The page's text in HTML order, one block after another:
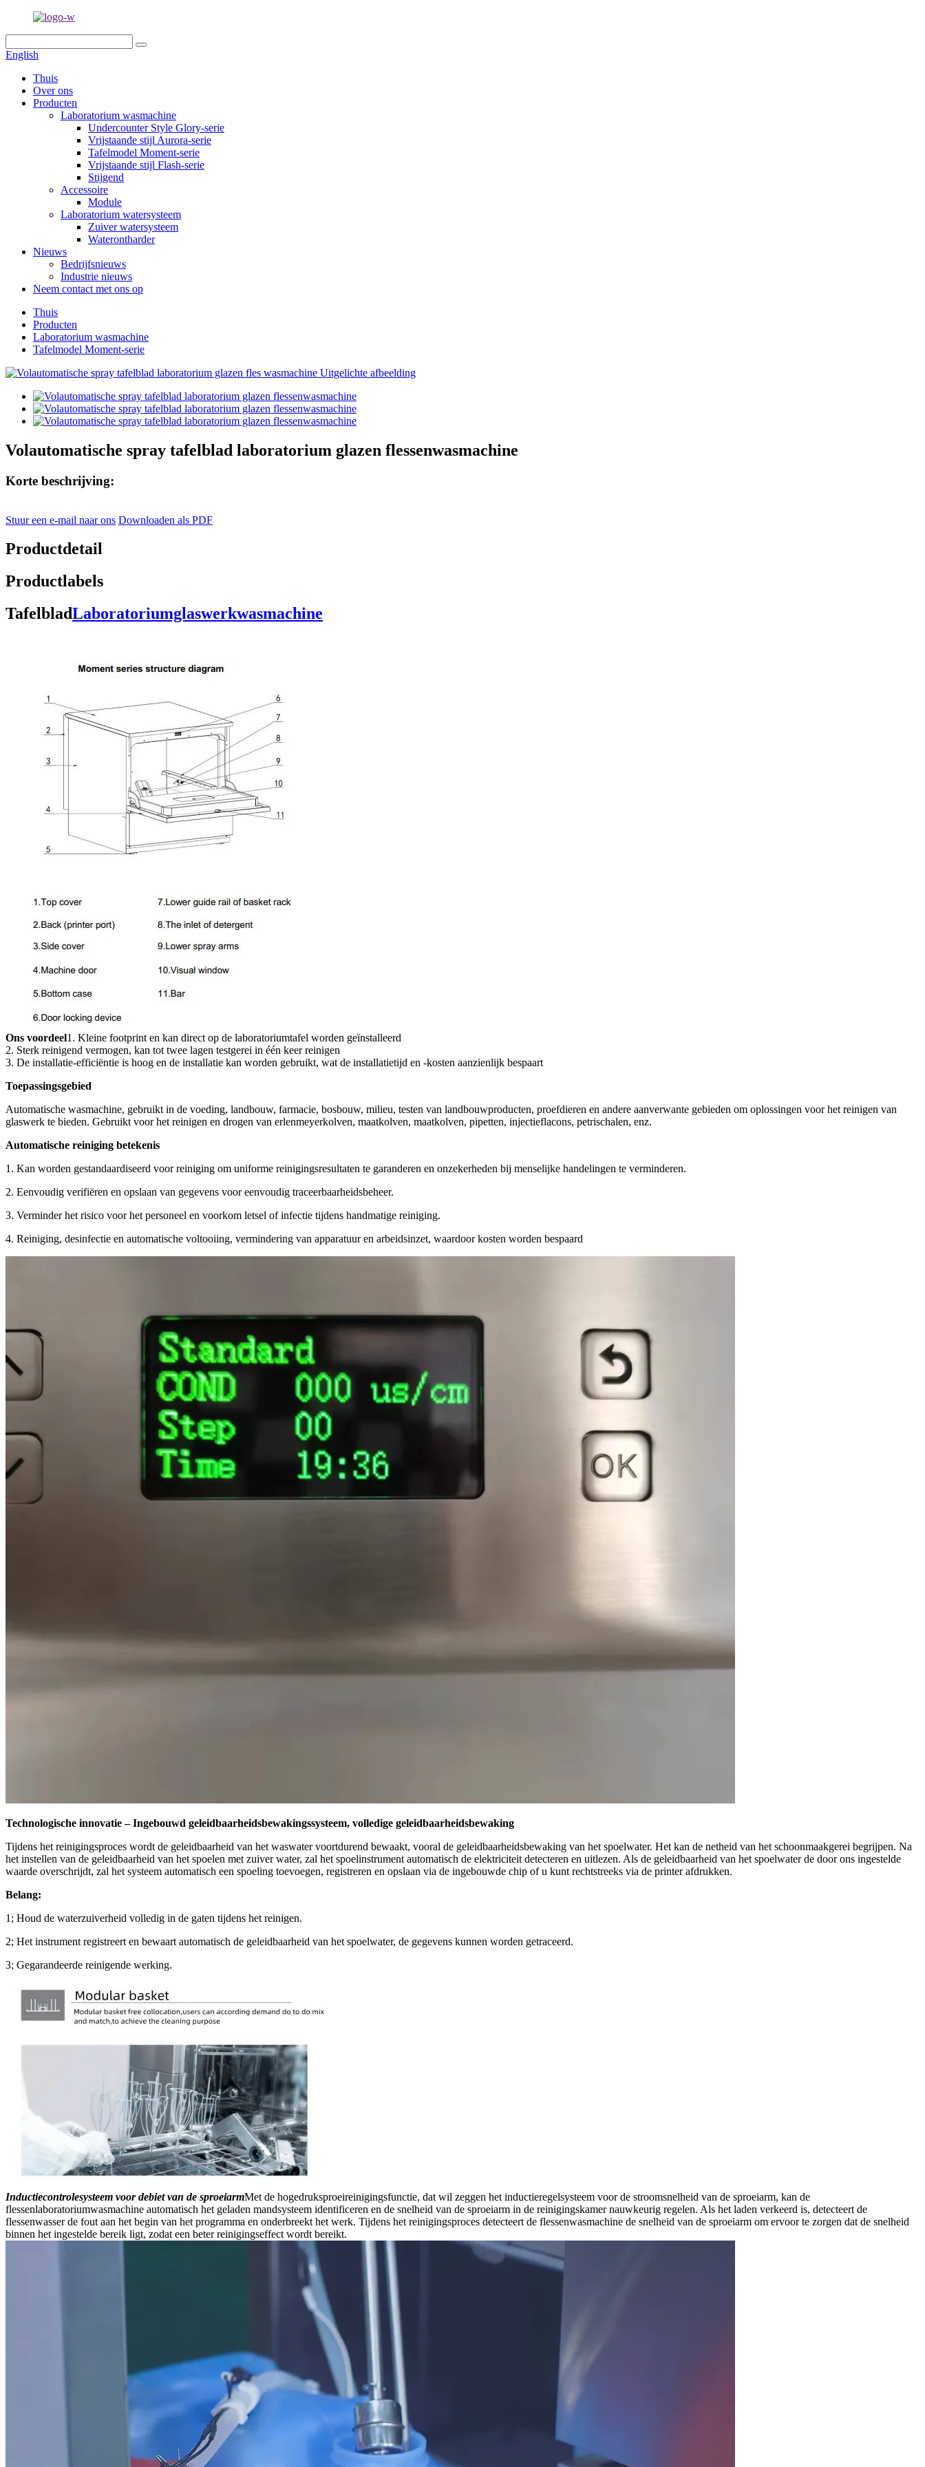
English
Thuis
Over ons
Producten
Laboratorium wasmachine
Undercounter Style Glory-serie
Vrijstaande stijl Aurora-serie
Tafelmodel Moment-serie
Vrijstaande stijl Flash-serie
Stijgend
Accessoire
Module
Laboratorium watersysteem
Zuiver watersysteem
Waterontharder
Nieuws
Bedrijfsnieuws
Industrie nieuws
Neem contact met ons op
Thuis
Producten
Laboratorium wasmachine
Tafelmodel Moment-serie
Volautomatische spray tafelblad laboratorium glazen flessenwasmachine
Korte beschrijving:
Stuur een e-mail naar ons Downloaden als PDF
Productdetail
Productlabels
TafelbladLaboratoriumglaswerkwasmachine
Ons voordeel1. Kleine footprint en kan direct op de laboratoriumtafel worden geïnstalleerd
2. Sterk reinigend vermogen, kan tot twee lagen testgerei in één keer reinigen
3. De installatie-efficiëntie is hoog en de installatie kan worden gebruikt, wat de installatietijd en -kosten aanzienlijk bespaart
Toepassingsgebied
Automatische wasmachine, gebruikt in de voeding, landbouw, farmacie, bosbouw, milieu, testen van landbouwproducten, proefdieren en andere aanverwante gebieden om oplossingen voor het reinigen van
glaswerk te bieden. Gebruikt voor het reinigen en drogen van erlenmeyerkolven, maatkolven, maatkolven, pipetten, injectieflacons, petrischalen, enz.
Automatische reiniging betekenis
1. Kan worden gestandaardiseerd voor reiniging om uniforme reinigingsresultaten te garanderen en onzekerheden bij menselijke handelingen te verminderen.
2. Eenvoudig verifiëren en opslaan van gegevens voor eenvoudig traceerbaarheidsbeheer.
3. Verminder het risico voor het personeel en voorkom letsel of infectie tijdens handmatige reiniging.
4. Reiniging, desinfectie en automatische voltooiing, vermindering van apparatuur en arbeidsinzet, waardoor kosten worden bespaard
Technologische innovatie – Ingebouwd geleidbaarheidsbewakingssysteem, volledige geleidbaarheidsbewaking
Tijdens het reinigingsproces wordt de geleidbaarheid van het waswater voortdurend bewaakt, vooral de geleidbaarheidsbewaking van het spoelwater. Het kan de netheid van het schoonmaakgerei begrijpen. Na
het instellen van de geleidbaarheid van het spoelen met zuiver water, zal het spoelinstrument automatisch de elektriciteit detecteren en uitlezen. Als de geleidbaarheid van het spoelwater de door ons ingestelde
waarde overschrijdt, zal het systeem automatisch een spoeling toevoegen, registreren en opslaan via de ingebouwde chip of u kunt rechtstreeks via de printer afdrukken.
Belang:
1; Houd de waterzuiverheid volledig in de gaten tijdens het reinigen.
2; Het instrument registreert en bewaart automatisch de geleidbaarheid van het spoelwater, de gegevens kunnen worden getraceerd.
3; Gegarandeerde reinigende werking.
Inductiecontrolesysteem voor debiet van de sproeiarmMet de hogedruksproeireinigingsfunctie, dat wil zeggen het inductieregelsysteem voor de stroomsnelheid van de sproeiarm, kan de
flessenlaboratoriumwasmachine automatisch het geladen mandsysteem identificeren en de snelheid van de sproeiarm in de reinigingskamer nauwkeurig regelen. Als het laden verkeerd is, detecteert de
flessenwasser de fout aan het begin van het programma en onderbreekt het werk. Tijdens het reinigingsproces detecteert de flessenwasmachine de snelheid van de sproeiarm om ervoor te zorgen dat de snelheid
binnen het ingestelde bereik ligt, zodat een beter reinigingseffect wordt bereikt.